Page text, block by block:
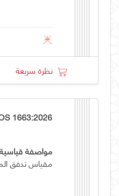
نظرة سريعة
1663:2026
مواصفة
مقياس تدفق